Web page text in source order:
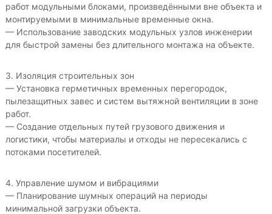
работ модульными блоками, произведёнными вне объекта и
монтируемыми в минимальные временные окна.
— Использование заводских модульных узлов инженерии
для быстрой замены без длительного монтажа на объекте.
3. Изоляция строительных зон
— Установка герметичных временных перегородок,
пылезащитных завес и систем вытяжной вентиляции в зоне
работ.
— Создание отдельных путей грузового движения и
логистики, чтобы материалы и отходы не пересекались с
потоками посетителей.
4. Управление шумом и вибрациями
— Планирование шумных операций на периоды
минимальной загрузки объекта.